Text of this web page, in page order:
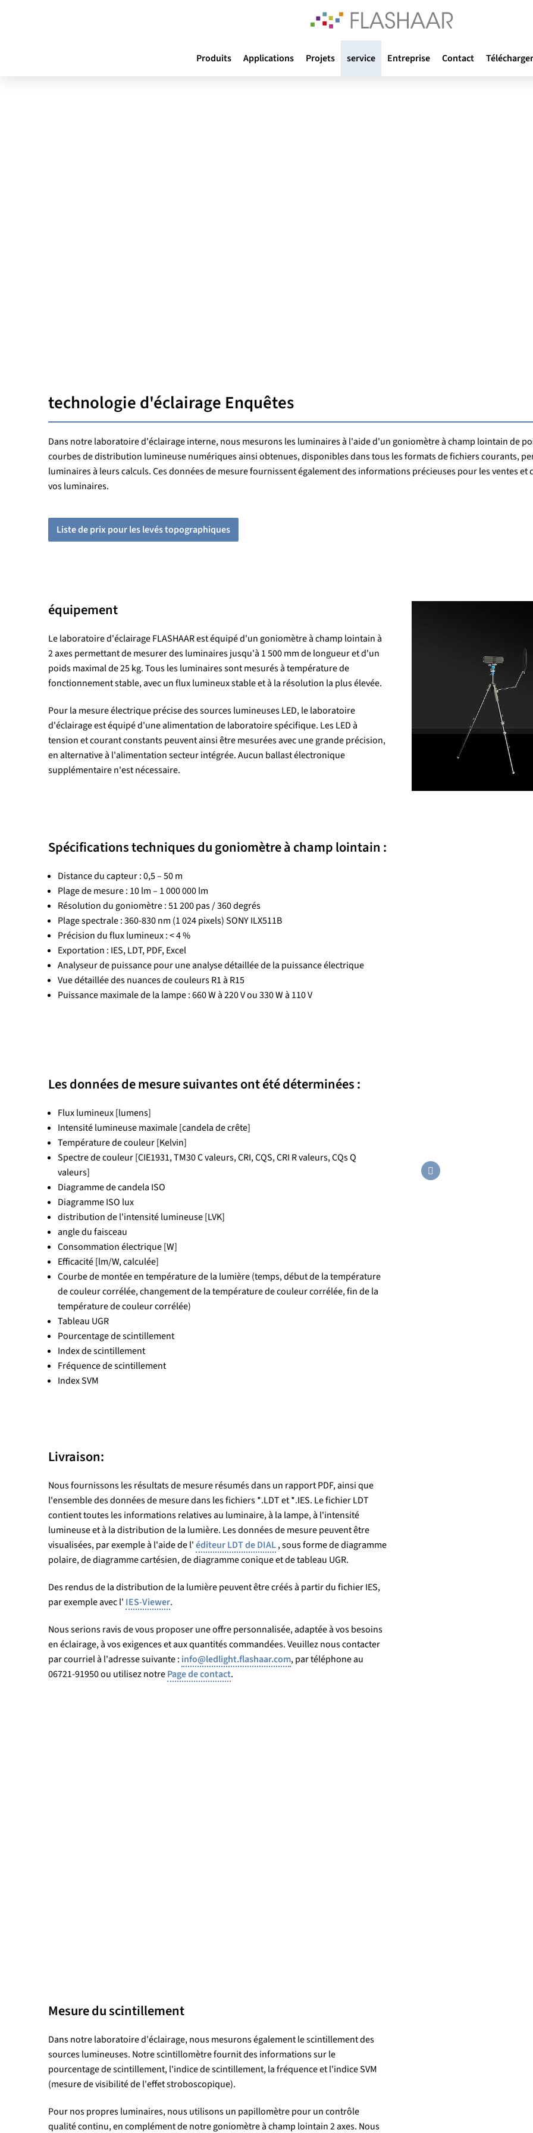
Produits Applications Projets service Entreprise Contact
technologie d'éclairage Enquêtes
Dans notre laboratoire d'éclairage interne, nous mesurons les luminaires à l'aide d'un goniomètre à champ lointain de
courbes de distribution lumineuse numériques ainsi obtenues, disponibles dans tous les formats de fichiers courants,
luminaires à leurs calculs. Ces données de mesure fournissent également des informations précieuses pour les ventes
vos luminaires.
Liste de prix pour les levés topographiques
équipement
Le laboratoire d'éclairage FLASHAAR est équipé d'un goniomètre à champ lointain à
2 axes permettant de mesurer des luminaires jusqu'à 1 500 mm de longueur et d'un
poids maximal de 25 kg. Tous les luminaires sont mesurés à température de
fonctionnement stable, avec un flux lumineux stable et à la résolution la plus élevée.
Pour la mesure électrique précise des sources lumineuses LED, le laboratoire
d'éclairage est équipé d'une alimentation de laboratoire spécifique. Les LED à
tension et courant constants peuvent ainsi être mesurées avec une grande précision,
en alternative à l'alimentation secteur intégrée. Aucun ballast électronique
supplémentaire n'est nécessaire.
Spécifications techniques du goniomètre à champ lointain :
Distance du capteur : 0,5 – 50 m
Plage de mesure : 10 lm – 1 000 000 lm
Résolution du goniomètre : 51 200 pas / 360 degrés
Plage spectrale : 360-830 nm (1 024 pixels) SONY ILX511B
Précision du flux lumineux : < 4 %
Exportation : IES, LDT, PDF, Excel
Analyseur de puissance pour une analyse détaillée de la puissance électrique
Vue détaillée des nuances de couleurs R1 à R15
Puissance maximale de la lampe : 660 W à 220 V ou 330 W à 110 V
Les données de mesure suivantes ont été déterminées :
Flux lumineux [lumens]
Intensité lumineuse maximale [candela de crête]
Température de couleur [Kelvin]
Spectre de couleur [CIE1931, TM30 C valeurs, CRI, CQS, CRI R valeurs, CQs Q
valeurs]
Diagramme de candela ISO
Diagramme ISO lux
distribution de l'intensité lumineuse [LVK]
angle du faisceau
Consommation électrique [W]
Efficacité [lm/W, calculée]
Courbe de montée en température de la lumière (temps, début de la température
de couleur corrélée, changement de la température de couleur corrélée, fin de la
température de couleur corrélée)
Tableau UGR
Pourcentage de scintillement
Index de scintillement
Fréquence de scintillement
Index SVM
Livraison:
Nous fournissons les résultats de mesure résumés dans un rapport PDF, ainsi que
l'ensemble des données de mesure dans les fichiers *.LDT et *.IES. Le fichier LDT
contient toutes les informations relatives au luminaire, à la lampe, à l'intensité
lumineuse et à la distribution de la lumière. Les données de mesure peuvent être
visualisées, par exemple à l'aide de l'éditeur LDT de DIAL, sous forme de diagramme
polaire, de diagramme cartésien, de diagramme conique et de tableau UGR.
Des rendus de la distribution de la lumière peuvent être créés à partir du fichier IES,
par exemple avec l' IES-Viewer.
Nous serions ravis de vous proposer une offre personnalisée, adaptée à vos besoins
en éclairage, à vos exigences et aux quantités commandées. Veuillez nous contacter
par courriel à l'adresse suivante : info@ledlight.flashaar.com, par téléphone au
06721-91950 ou utilisez notrePage de contact.
Mesure du scintillement
Dans notre laboratoire d'éclairage, nous mesurons également le scintillement des
sources lumineuses. Notre scintillomètre fournit des informations sur le
pourcentage de scintillement, l'indice de scintillement, la fréquence et l'indice SVM
(mesure de visibilité de l'effet stroboscopique).
Pour nos propres luminaires, nous utilisons un papillomètre pour un contrôle
qualité continu, en complément de notre goniomètre à champ lointain 2 axes. Nous